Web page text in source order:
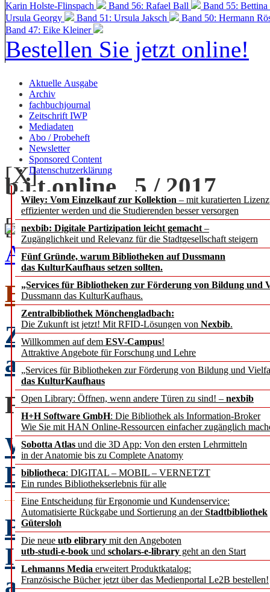
Karin Holste-Flinspach
Band 56: Rafael Ball
Band 55:
Ursula Georgy
Band 51: Ursula Jaksch Band 50: Hermann
Band 47: Eike Kleiner
Bestellen Sie jetzt online!
Aktuelle Ausgabe
Archiv
fachbuchjournal
Zeitschrift IWP
Mediadaten
Abo / Probeheft
Newsletter
Sponsored Content
Datenschutzerklärung
Wiley: Vom Einzelkauf zur Kollektion – mit kuratierten
effizienter werden und die Studierenden besser versorgen
nexbib: Digitale Partizipation leicht gemacht –
Zugänglichkeit und Relevanz für die Stadtgesellschaft steigern
Fünf Gründe, warum Bibliotheken auf Dussmann
das KulturKaufhaus setzen sollten.
„Services für Bibliotheken zur Förderung von Bildung und
Dussmann das KulturKaufhaus.
Zentralbibliothek Mönchengladbach:
Die Zukunft ist jetzt! Mit RFID-Lösungen von Nexbib.
Willkommen auf dem ESV-Campus!
Attraktive Angebote für Forschung und Lehre
„Services für Bibliotheken zur Förderung von Bildung und
das KulturKaufhaus
Open Library: Öffnen, wenn andere Türen zu sind! – nexbib
H+H Software GmbH: Die Bibliothek als Information-Broker
Wie Sie mit HAN Online-Ressourcen einfacher zugänglich
Sobotta Atlas und die 3D App: Von den ersten Lehrmitteln
in der Anatomie bis zu Complete Anatomy
bibliotheca: DIGITAL – MOBIL – VERNETZT
Ein rundes Bibliothekserlebnis für alle
Eine Entscheidung für Ergonomie und Kundenservice:
Automatisierte Rückgabe und Sortierung an derStadtbibliothek
Gütersloh
Die neue utb elibrary mit den Angeboten
utb-studi-e-book und scholars-e-library geht an den Start
Lehmanns Media erweitert Produktkatalog:
Französische Bücher jetzt über das Medienportal Le2B bestellen!
b.i.t.online 5 / 2017
[+] zoom
[X]
Ausgabe 5 / 2017 als PDF
EDITORIAL
Zurück auf null –
auch für Bibliothekare?
FACHBEITRÄGE
Wie Forschungsdaten
Erfahrungen aus der
BibTip-Beacon – ein
Informationskanal
an der KIT-Bibliothek